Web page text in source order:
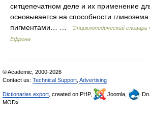
ситцепечатном деле и их применение
основывается на способности глинозема
пигментами… …
Энциклопедический
Ефрона
© Academic, 2000-2026
Contact us: Technical Support Advertising
Dictionaries export , created on PHP, Joomla,
MODx.